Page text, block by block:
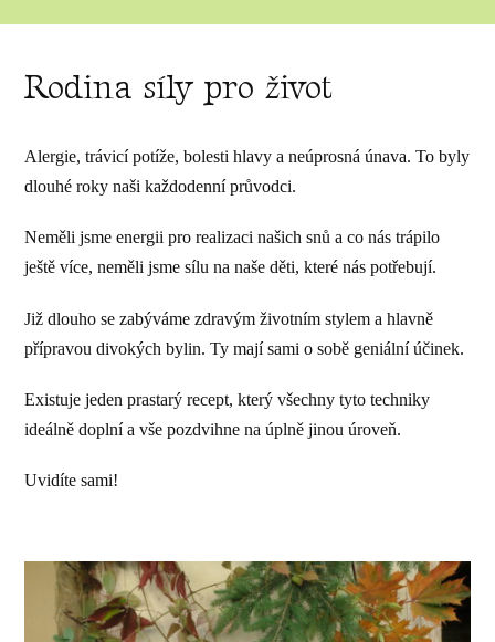
Rodina síly pro život
Alergie, trávicí potíže, bolesti hlavy a neúprosná únava. To byly
dlouhé roky naši každodenní průvodci.
Neměli jsme energii pro realizaci našich snů a co nás trápilo
ještě více, neměli jsme sílu na naše děti, které nás potřebují.
Již dlouho se zabýváme zdravým životním stylem a hlavně
přípravou divokých bylin. Ty mají sami o sobě geniální účinek.
Existuje jeden prastarý recept, který všechny tyto techniky
ideálně doplní a vše pozdvihne na úplně jinou úroveň.
Uvidíte sami!